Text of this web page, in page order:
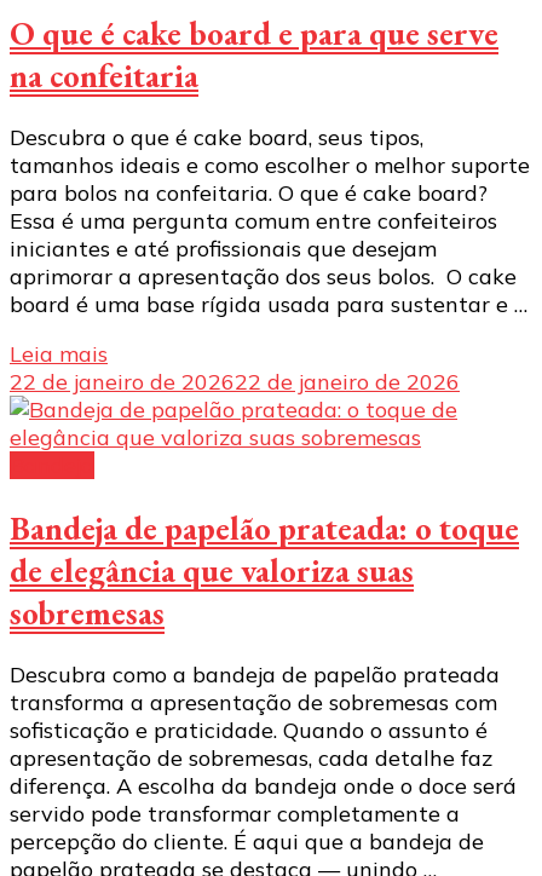
O que é cake board e para que serve
na confeitaria
Descubra o que é cake board, seus tipos,
tamanhos ideais e como escolher o melhor suporte
para bolos na confeitaria. O que é cake board?
Essa é uma pergunta comum entre confeiteiros
iniciantes e até profissionais que desejam
aprimorar a apresentação dos seus bolos. O cake
board é uma base rígida usada para sustentar e …
Leia mais
22 de janeiro de 202622 de janeiro de 2026
Bandeja de papelão prateada: o toque
de elegância que valoriza suas
sobremesas
Descubra como a bandeja de papelão prateada
transforma a apresentação de sobremesas com
sofisticação e praticidade. Quando o assunto é
apresentação de sobremesas, cada detalhe faz
diferença. A escolha da bandeja onde o doce será
servido pode transformar completamente a
percepção do cliente. É aqui que a bandeja de
papelão prateada se destaca — unindo …